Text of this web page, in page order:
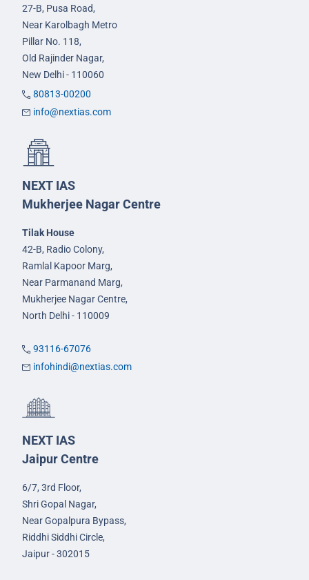
27-B, Pusa Road,
Near Karolbagh Metro
Pillar No. 118,
Old Rajinder Nagar,
New Delhi - 110060
80813-00200
info@nextias.com
NEXT IAS
Mukherjee Nagar Centre
Tilak House
42-B, Radio Colony,
Ramlal Kapoor Marg,
Near Parmanand Marg,
Mukherjee Nagar Centre,
North Delhi - 110009
93116-67076
infohindi@nextias.com
NEXT IAS
Jaipur Centre
6/7, 3rd Floor,
Shri Gopal Nagar,
Near Gopalpura Bypass,
Riddhi Siddhi Circle,
Jaipur - 302015